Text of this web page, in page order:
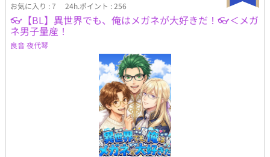
お気に入り : 7 24h.ポイント : 256
👓【BL】異世界でも、俺はメガネが大好きだ！👓＜メガ
ネ男子量産！
良音 夜代琴